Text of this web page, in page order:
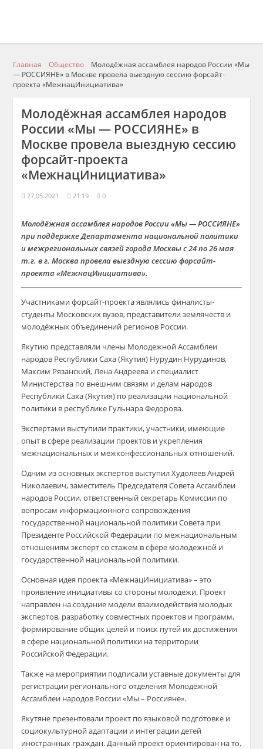
Главная Общество
Молодёжная ассамблея народов России «Мы
― РОССИЯНЕ» в Москве провела выездную сессию форсайт-
проекта «МежнацИнициатива»
Молодёжная ассамблея народов
России «Мы ― РОССИЯНЕ» в
Москве провела выездную сессию
форсайт-проекта
«МежнацИнициатива»
27.05.2021 21:19 0
Молодёжная ассамблея народов России «Мы ― РОССИЯНЕ»
при поддержке Департамента национальной политики
и межрегиональных связей города Москвы с 24 по 26 мая
т.г. в г. Москва провела выездную сессию форсайт-
проекта «МежнацИнициатива».
Участниками форсайт-проекта являлись финалисты-
студенты Московских вузов, представители землячеств и
молодёжных объединений регионов России.
Якутию представляли члены Молодежной Ассамблеи
народов Республики Саха (Якутия) Нурудин Нурудинов,
Максим Рязанский, Лена Андреева и специалист
Министерства по внешним связям и делам народов
Республики Саха (Якутия) по реализации национальной
политики в республике Гульнара Федорова.
Экспертами выступили практики, участники, имеющие
опыт в сфере реализации проектов и укрепления
межнациональных и межконфессиональных отношений.
Одним из основных экспертов выступил Худолеев Андрей
Николаевич, заместитель Председателя Совета Ассамблеи
народов России, ответственный секретарь Комиссии по
вопросам информационного сопровождения
государственной национальной политики Совета при
Президенте Российской Федерации по межнациональным
отношениям эксперт со стажем в сфере молодежной и
государственной национальной политики.
Основная идея проекта «МежнацИнициатива» – это
проявление инициативы со стороны молодежи. Проект
направлен на создание модели взаимодействия молодых
экспертов, разработку совместных проектов и программ,
формирование общих целей и поиск путей их достижения
в сфере национальной политики на территории
Российской Федерации.
Также на мероприятии подписали уставные документы для
регистрации регионального отделения Молодёжной
Ассамблеи народов России «Мы – Россияне».
Якутяне презентовали проект по языковой подготовке и
социокультурной адаптации и интеграции детей
иностранных граждан. Данный проект ориентирован на то,